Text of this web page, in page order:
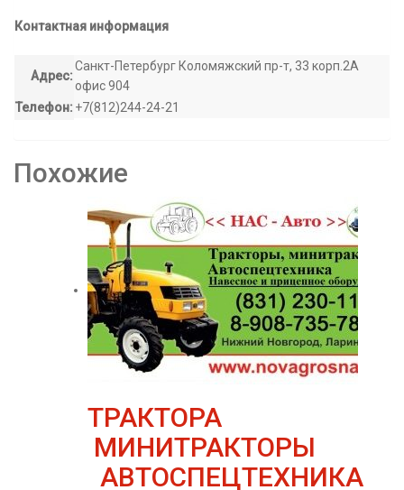
Контактная информация
Адрес:
Санкт-Петербург Коломяжский пр-т, 33 корп.2А
офис 904
Телефон: +7(812)244-24-21
Похожие
ТРАКТОРА
МИНИТРАКТОРЫ
АВТОСПЕЦТЕХНИКА